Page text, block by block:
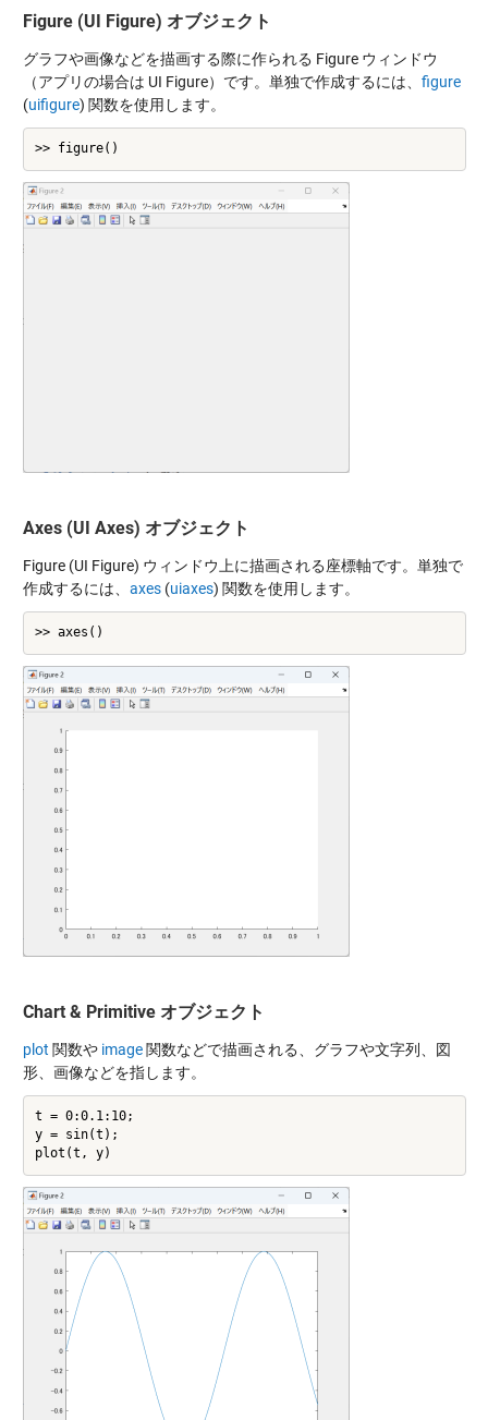
Figure (UI Figure) オブジェクト
グラフや画像などを描画する際に作られる Figure ウィンドウ
（アプリの場合は UI Figure）です。単独で作成するには、 figure
(uifigure) 関数を使用します。
Axes (UI Axes) オブジェクト
Figure (UI Figure) ウィンドウ上に描画される座標軸です。単独で
作成するには、 axes(uiaxes) 関数を使用します。
Chart & Primitive オブジェクト
plot 関数や image関数などで描画される、グラフや文字列、図
形、画像などを指します。
t = 0:0.1:10;
y = sin(t);